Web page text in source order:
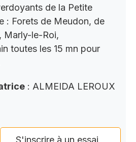
de la Petite
: Forets de Meudon, de
Marly-le-Roi,
toutes les 15 mn pour
: ALMEIDA LEROUX
S'inscrire à un essai